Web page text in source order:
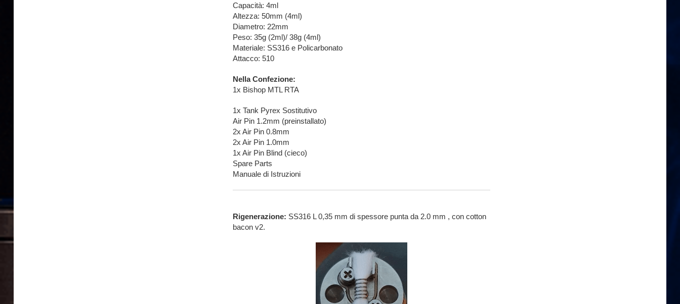
Capacità: 4ml
Altezza: 50mm (4ml)
Diametro: 22mm
Peso: 35g (2ml)/ 38g (4ml)
Materiale: SS316 e Policarbonato
Attacco: 510
Nella Confezione:
1x Bishop MTL RTA
1x Tank Pyrex Sostitutivo
Air Pin 1.2mm (preinstallato)
2x Air Pin 0.8mm
2x Air Pin 1.0mm
1x Air Pin Blind (cieco)
Spare Parts
Manuale di Istruzioni
Rigenerazione: SS316 L 0,35 mm di spessore punta da 2.0 mm , con cotton
bacon v2.